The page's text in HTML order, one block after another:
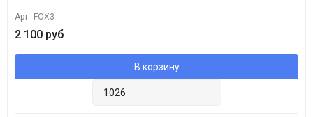
Арт: FOX3
2 100 руб
В корзину